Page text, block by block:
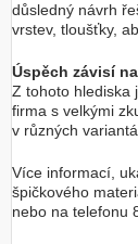
důsledný návrh
vrstev, tloušťky,
Úspěch závisí
Z tohoto hlediska
firma s velkými
v různých
Více informací,
špičkového
nebo na telefonu